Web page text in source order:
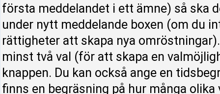
första meddelandet i ett ämne) så ska
under nytt meddelande boxen (om du
rättigheter att skapa nya
minst två val (för att skapa en
knappen. Du kan också ange en
finns en begräsning på hur många